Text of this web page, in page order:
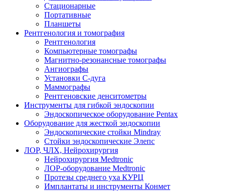
Стационарные
Портативные
Планшеты
Рентгенология и томография
Рентгенология
Компьютерные томографы
Магнитно-резонансные томографы
Ангиографы
Установки С-дуга
Маммографы
Рентгеновские денситометры
Инструменты для гибкой эндоскопии
Эндоскопическое оборудование Pentax
Оборудование для жесткой эндоскопии
Эндоскопические стойки Mindray
Стойки эндоскопические Элепс
ЛОР, ЧЛХ, Нейрохирургия
Нейрохирургия Medtronic
ЛОР-оборудование Medtronic
Протезы среднего уха КУРЦ
Имплантаты и инструменты Конмет